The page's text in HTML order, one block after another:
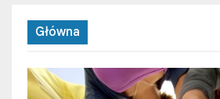
spotkanie w ramach
Polskiego Hubu!
Główna